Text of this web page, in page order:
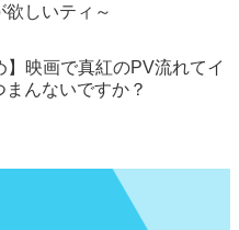
しいティ～
】映画で真紅のPV流れてイ
まんないですか？